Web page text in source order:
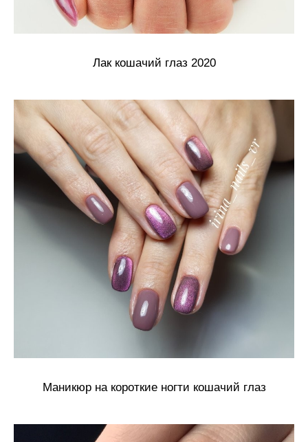
Лак кошачий глаз 2020
Маникюр на короткие ногти кошачий глаз